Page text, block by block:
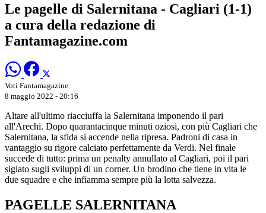
Le pagelle di Salernitana - Cagliari (1-1)
a cura della redazione di
Fantamagazine.com
Voti Fantamagazine
8 maggio 2022 - 20:16
Altare all'ultimo riacciuffa la Salernitana imponendo il pari
all'Arechi. Dopo quarantacinque minuti oziosi, con più Cagliari che
Salernitana, la sfida si accende nella ripresa. Padroni di casa in
vantaggio su rigore calciato perfettamente da Verdi. Nel finale
succede di tutto: prima un penalty annullato al Cagliari, poi il pari
siglato sugli sviluppi di un corner. Un brodino che tiene in vita le
due squadre e che infiamma sempre più la lotta salvezza.
PAGELLE SALERNITANA